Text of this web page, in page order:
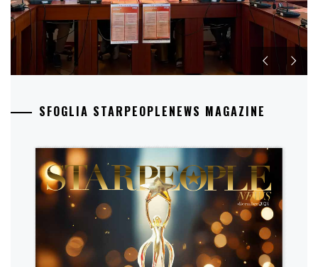
SFOGLIA STARPEOPLENEWS MAGAZINE